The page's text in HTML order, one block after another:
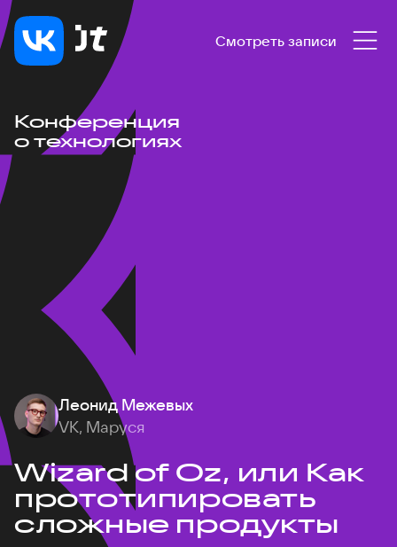
Смотреть записи
Конференция
о технологиях
Леонид Межевых
VK, Маруся
Wizard of Oz, или Как
прототипировать
сложные продукты